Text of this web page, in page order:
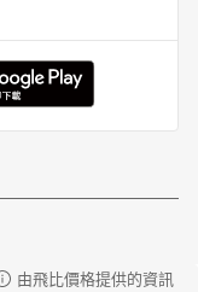
由飛比價格提供的資訊